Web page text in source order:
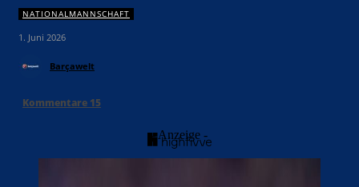
NATIONALMANNSCHAFT
1. Juni 2026
Barçawelt
Kommentare 15
- Anzeige -